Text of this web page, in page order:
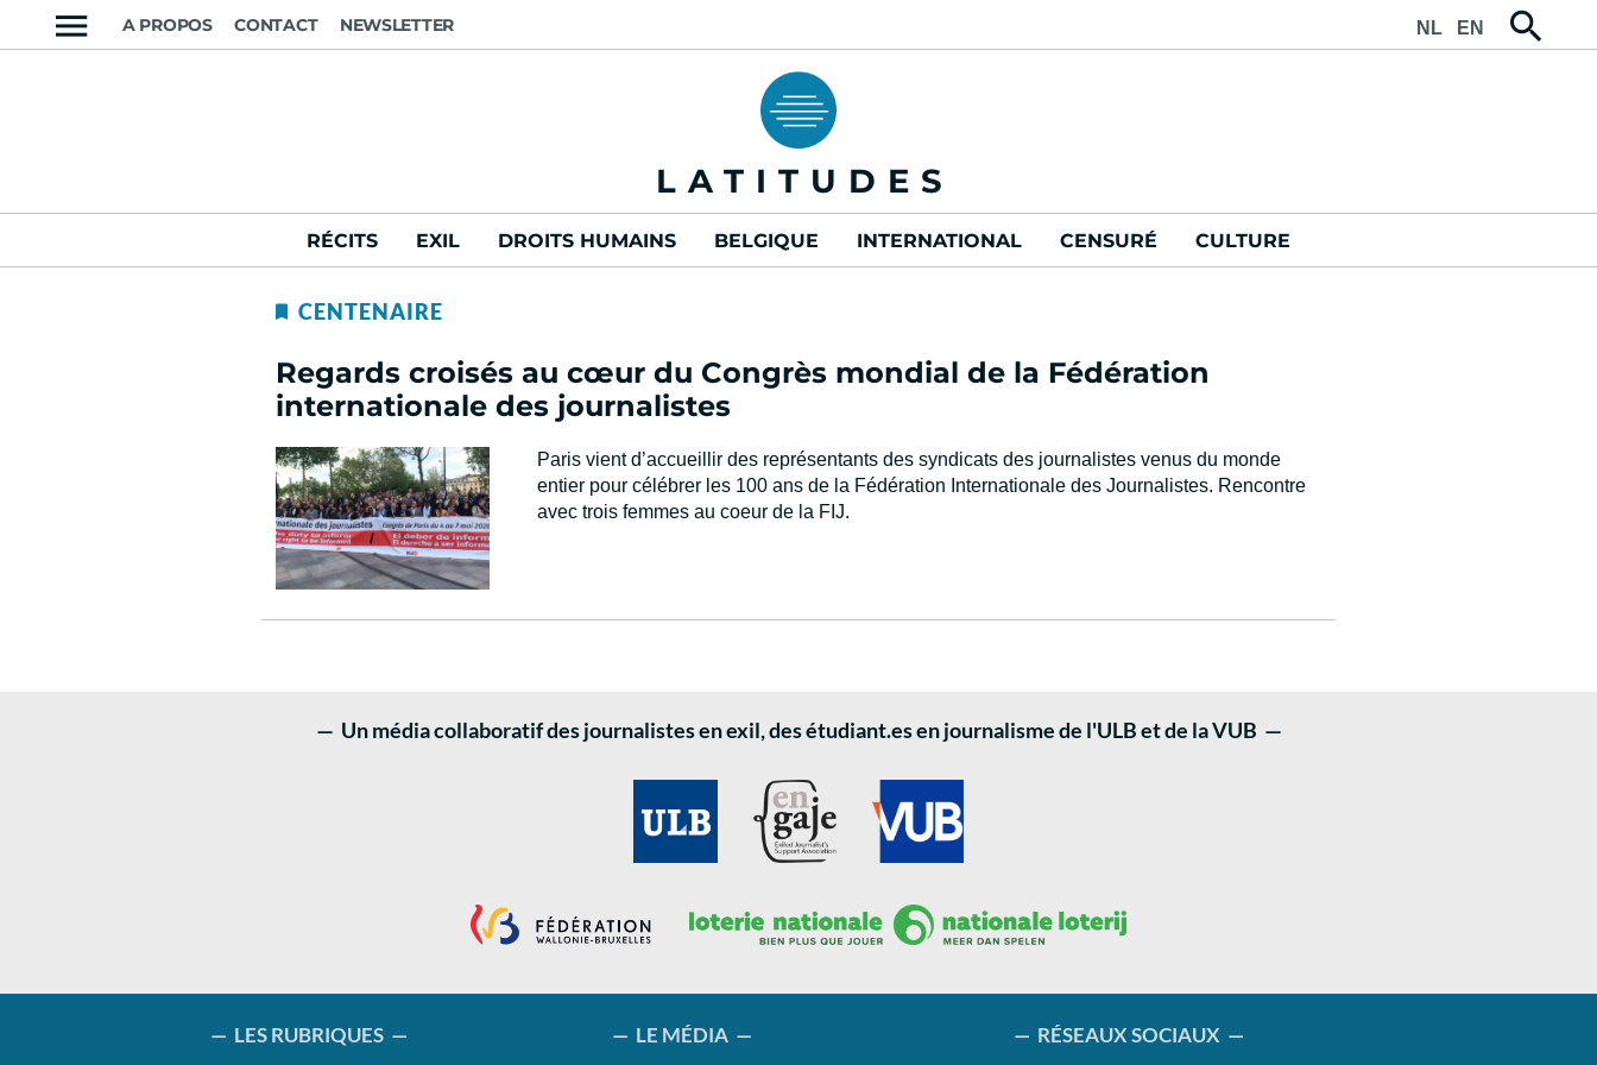
A PROPOS CONTACT NEWSLETTER NL EN
LATITUDES
RÉCITS EXIL DROITS HUMAINS BELGIQUE INTERNATIONAL CENSURÉ CULTURE
CENTENAIRE
Regards croisés au cœur du Congrès mondial de la Fédération
internationale des journalistes
Paris vient d’accueillir des représentants des syndicats des journalistes venus du monde
entier pour célébrer les 100 ans de la Fédération Internationale des Journalistes. Rencontre
avec trois femmes au coeur de la FIJ.
— Un média collaboratif des journalistes en exil, des étudiant.es en journalisme de l'ULB et de la VUB —
— LES RUBRIQUES — — LE MÉDIA — — RÉSEAUX SOCIAUX —